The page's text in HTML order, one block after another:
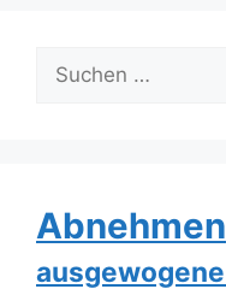
nach:
Abnehmen